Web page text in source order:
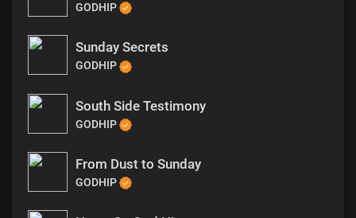
GODHIP
Sunday Secrets
GODHIP
South Side Testimony
GODHIP
From Dust to Sunday
GODHIP